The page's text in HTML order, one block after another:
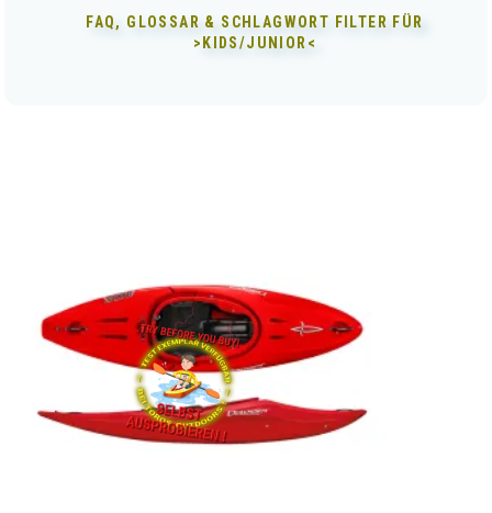
FAQ, GLOSSAR & SCHLAGWORT FILTER FÜR
>KIDS/JUNIOR<
Optionen
Produktseite